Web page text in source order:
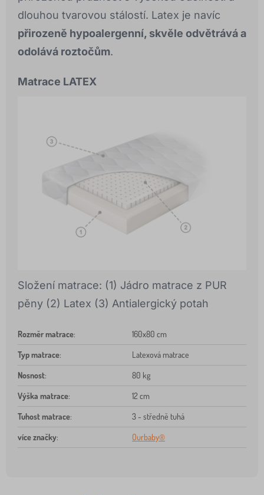
dlouhou tvarovou stálostí. Latex je navíc
přirozeně hypoalergenní, skvěle odvětrává a
odolává roztočům.
Matrace LATEX
Složení matrace: (1) Jádro matrace z PUR
pěny (2) Latex (3) Antialergický potah
Rozměr matrace: 160x80 cm
Typ matrace: Latexová matrace
Nosnost: 80 kg
Výška matrace: 12 cm
Tuhost matrace: 3 - středně tuhá
více značky: Ourbaby®